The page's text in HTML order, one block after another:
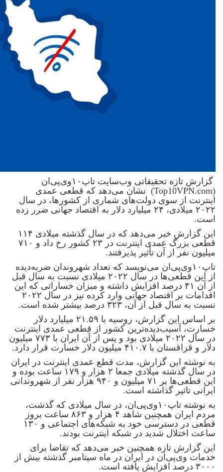
گزارش تازه تحقیقاتی وب‌سایت تاپ۱۰‌وی‌پی‌ان
(Top10VPN.com) نشان می‌دهد که قطعی عمدی
اینترنت از سوی دولت‌های شماری از کشورها، در سال
۲۰۲۲ میلادی، ۲۴ میلیارد دلار به اقتصاد جهانی ضرر زده
است.
این گزارش خبر می‌دهد که در سال گذشته میلادی ۱۱۴
قطعی بزرگ عمدی اینترنت در ۲۳ کشور رخ داد و ۷۱۰
میلیون نفر از آن تأثیر پذیرفتند.
تاپ۱۰‌وی‌پی‌ان می‌نویسد که تعداد شهروندان ضربه‌دیده
از این قطعی‌ها در سال ۲۰۲۲ میلادی نسبت به سال قبل
از آن ۴۱ درصد افزایش داشته و میزان خساراتی که این
اقدامات بر اقتصاد جهانی وارد کرده نیز در سال ۲۰۲۲
نسبت به سال قبل از آن، ۳۲۳ درصد بیشتر شده است.
بر اساس این گزارش، روسیه با ۲۱.۵۹ میلیارد دلار
خسارت، آسیب‌دیده‌ترین کشور از قطعی عمدی اینترنت
در سال ۲۰۲۲ میلادی بود و پس از آن ایران با ۷۷۳ میلیون
دلار و قزاقستان با ۴۱۰.۷ میلیون دلار خسارت قرار دارد.
به نوشته این گزارش، مدت قطع عمدی اینترنت در ایران
در سال گذشته میلادی جمعا ۲ هزار و ۱۷۹ ساعت بوده و
این قطعی‌ها بر ۷۱ میلیون و ۹۴۰ هزار نفر از شهروندانی
ایرانی تاثیر گذاشته است.
به نوشته تاپ۱۰‌وی‌پی‌ان، در سال میلادی که گذشت،
مردم ایران همچنین شاهد ۴ هزار و ۸۶۳ ساعت بروز
قطعی در دسترسی خود به شبکه‌های اجتماعی و ۱۳۰
ساعت اختلال شدید در شبکه اینترنت بودند.
این گزارش تازه همچنین خبر می‌دهد که تقاضا برای
خدمات وی‌پی‌ان در ایران در ماه سپتامبر گذشته بیش از
۳۰۰۰ درصد افزایش یافته است.